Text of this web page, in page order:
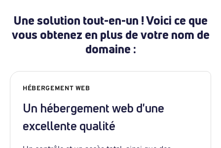
Une solution tout-en-un ! Voici ce que
vous obtenez en plus de votre nom de
domaine :
HÉBERGEMENT WEB
Un hébergement web d'une
excellente qualité